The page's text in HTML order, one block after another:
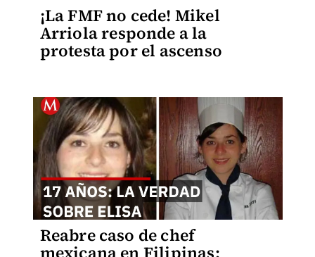
¡La FMF no cede! Mikel
Arriola responde a la
protesta por el ascenso
Reabre caso de chef